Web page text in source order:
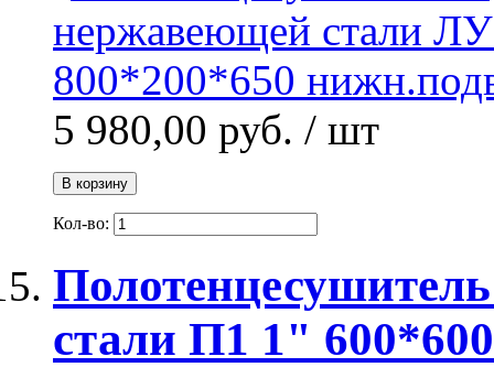
5 980,00 руб. / шт
В корзину
Кол-во:
стали П1 1"